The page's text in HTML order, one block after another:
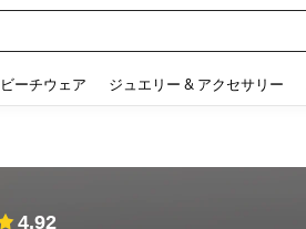
ビーチウェア ジュエリー & アクセサリー
4.92